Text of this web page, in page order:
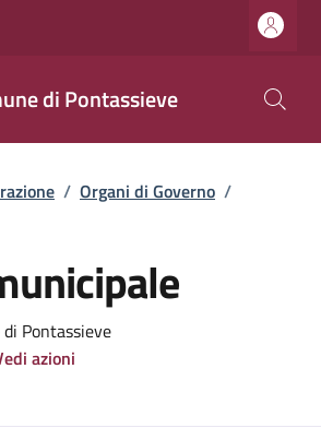
di Pontassieve
pane
/ Organi di Governo /
Pontassieve
azioni